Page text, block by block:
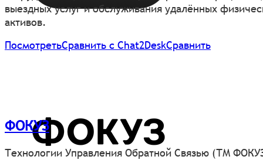
выездных услуг и обслуживания удалённых
активов.
ПосмотретьСравнить с Chat2DeskСравнить
ФОКУЗ
Технологии Управления Обратной Связью (ТМ